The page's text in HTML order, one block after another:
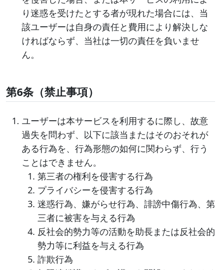
り迷惑を受けたとする者が現れた場合には、当
該ユーザーは自身の責任と費用により解決しな
ければならず、当社は一切の責任を負いませ
ん。
第6条（禁止事項）
ユーザーは本サービスを利用するに際し、故意
過失を問わず、以下に該当またはそのおそれが
ある行為を、行為形態の如何に関わらず、行う
ことはできません。
第三者の権利を侵害する行為
プライバシーを侵害する行為
迷惑行為、嫌がらせ行為、誹謗中傷行為、第
三者に被害を与える行為
反社会的勢力等の活動を助長または反社会的
勢力等に利益を与える行為
詐欺行為